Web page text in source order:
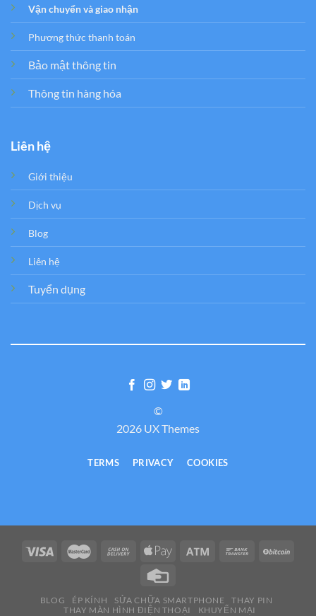
Vận chuyển và giao nhận
Phương thức thanh toán
Bảo mật thông tin
Thông tin hàng hóa
Liên hệ
Giới thiệu
Dịch vụ
Blog
Liên hệ
Tuyển dụng
©
2026 UX Themes
TERMS PRIVACY COOKIES
BLOG ÉP KÍNH SỬA CHỮA SMARTPHONE
THAY PIN
THAY MÀN HÌNH ĐIỆN THOẠI
KHUYẾN MẠI